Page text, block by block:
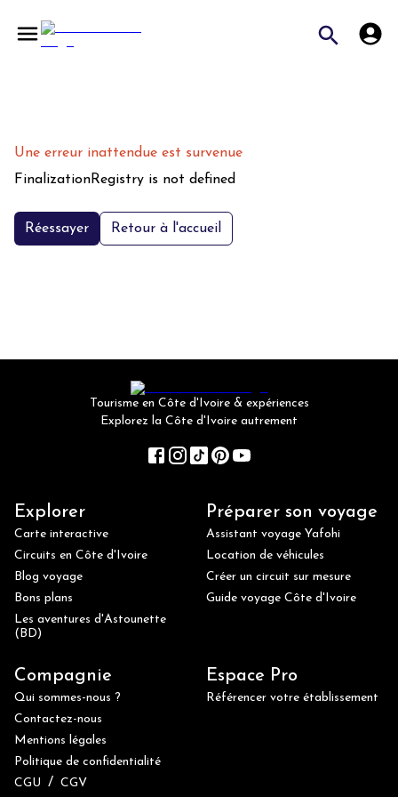
Une erreur inattendue est survenue
FinalizationRegistry is not defined
Réessayer Retour à l'accueil
Tourisme en Côte d'Ivoire & expériences
Explorez la Côte d'Ivoire autrement
Explorer
Carte interactive
Circuits en Côte d'Ivoire
Blog voyage
Bons plans
Les aventures d'Astounette
(BD)
Préparer son voyage
Assistant voyage Yafohi
Location de véhicules
Créer un circuit sur mesure
Guide voyage Côte d'Ivoire
Compagnie
Qui sommes-nous ?
Contactez-nous
Mentions légales
Politique de confidentialité
CGU / CGV
Espace Pro
Référencer votre établissement